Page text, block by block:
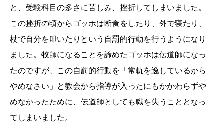
と、受験科目の多さに苦しみ、挫折してしまいました。
この挫折の頃からゴッホは断食をしたり、外で寝たり、
杖で自分を叩いたりという自罰的行動を行うようになり
ました。牧師になることを諦めたゴッホは伝道師になっ
たのですが、この自罰的行動を「常軌を逸しているから
やめなさい」と教会から指導が入ったにもかかわらずや
めなかったために、伝道師としても職を失うこととなっ
てしまいました。